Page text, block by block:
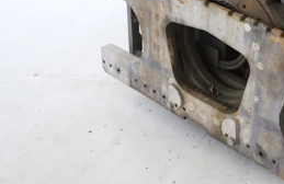
6209 ELM KRAGELUND 3RE 3536 F